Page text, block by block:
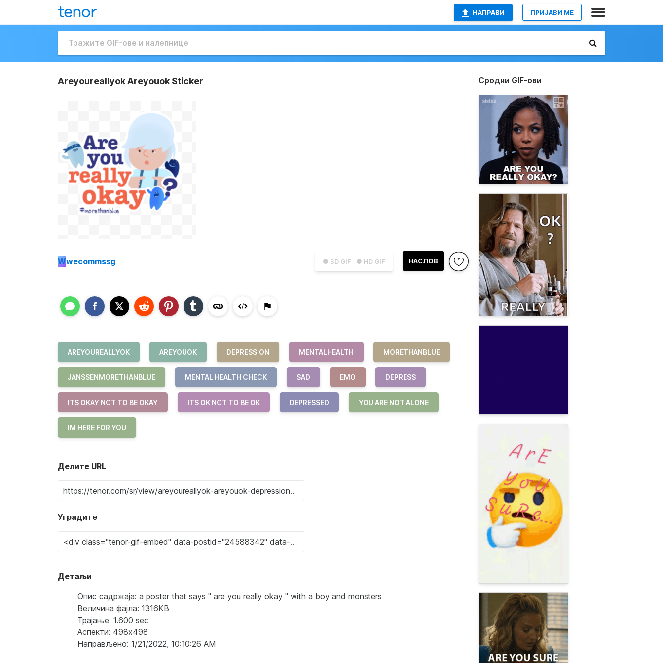
НАПРАВИ ПРИЈАВИ МЕ
Areyoureallyok Areyouok Sticker
● SD GIF ● HD GIF НАСЛОВ
Wwecommssg
AREYOUREALLYOK AREYOUOK DEPRESSION MENTALHEALTH MORETHANBLUE
JANSSENMORETHANBLUE MENTAL HEALTH CHECK SAD EMO DEPRESS
ITS OKAY NOT TO BE OKAY ITS OK NOT TO BE OK DEPRESSED YOU ARE NOT ALONE
IM HERE FOR YOU
Делите URL
Уградите
Детаљи
Опис садржаја: a poster that says " are you really okay " with a boy and monsters
Величина фајла: 1316KB
Трајање: 1.600 sec
Аспекти: 498x498
Направљено: 1/21/2022, 10:10:26 AM
Сродни GIF-ови